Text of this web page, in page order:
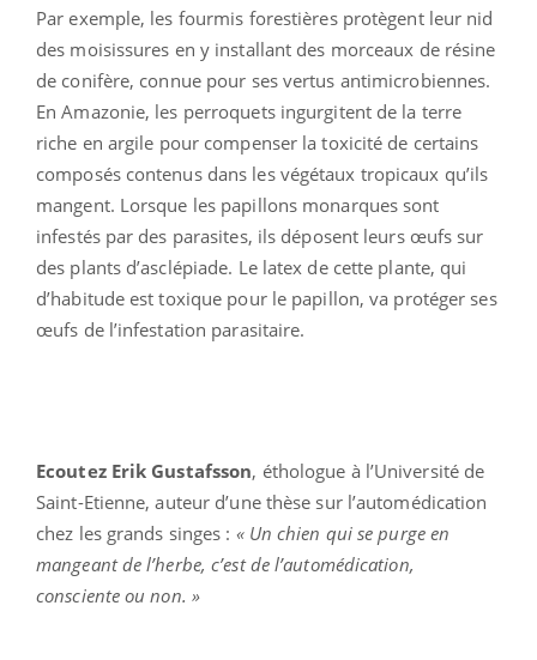
Par exemple, les fourmis forestières protègent leur nid
des moisissures en y installant des morceaux de résine
de conifère, connue pour ses vertus antimicrobiennes.
En Amazonie, les perroquets ingurgitent de la terre
riche en argile pour compenser la toxicité de certains
composés contenus dans les végétaux tropicaux qu’ils
mangent. Lorsque les papillons monarques sont
infestés par des parasites, ils déposent leurs œufs sur
des plants d’asclépiade. Le latex de cette plante, qui
d’habitude est toxique pour le papillon, va protéger ses
œufs de l’infestation parasitaire.
Ecoutez Erik Gustafsson, éthologue à l’Université de
Saint-Etienne, auteur d’une thèse sur l’automédication
chez les grands singes : « Un chien qui se purge en
mangeant de l’herbe, c’est de l’automédication,
consciente ou non. »